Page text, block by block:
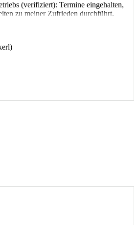
(verifiziert): Termine eingehalten,
zu meiner Zufrieden durchführt.